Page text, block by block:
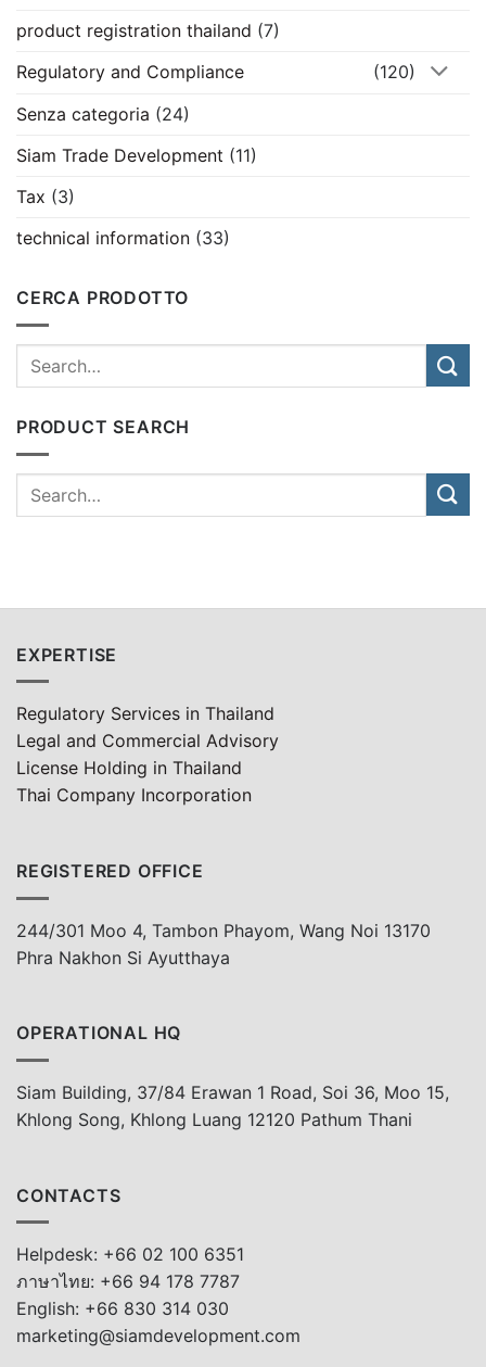
product registration thailand (7)
Regulatory and Compliance
(120)
Senza categoria (24)
Siam Trade Development (11)
Tax (3)
technical information (33)
CERCA PRODOTTO
PRODUCT SEARCH
EXPERTISE
Regulatory Services in Thailand
Legal and Commercial Advisory
License Holding in Thailand
Thai Company Incorporation
REGISTERED OFFICE
244/301 Moo 4, Tambon Phayom, Wang Noi 13170
Phra Nakhon Si Ayutthaya
OPERATIONAL HQ
Siam Building, 37/84 Erawan 1 Road, Soi 36, Moo 15,
Khlong Song, Khlong Luang 12120 Pathum Thani
CONTACTS
Helpdesk: +66 02 100 6351
ภาษาไทย: +66 94 178 7787
English: +66 830 314 030
marketing@siamdevelopment.com